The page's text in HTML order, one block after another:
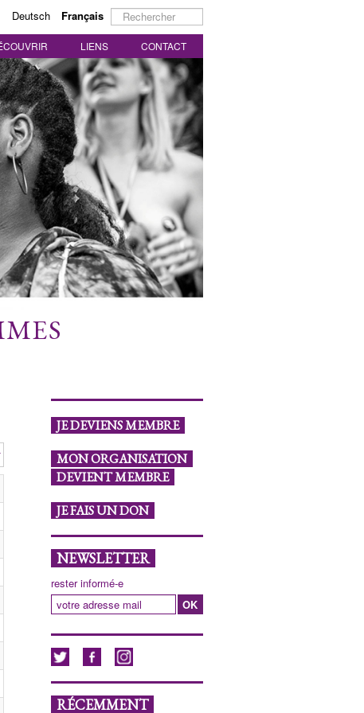
Deutsch Français Rechercher
LIENS CONTACT
JE DEVIENS MEMBRE
MON ORGANISATION
DEVIENT MEMBRE
JE FAIS UN DON
NEWSLETTER
rester informé-e
RÉCEMMENT